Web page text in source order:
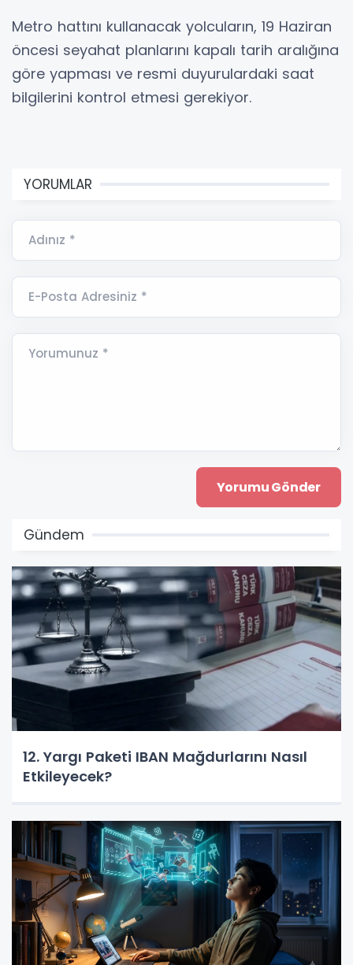
Metro hattını kullanacak yolcuların, 19 Haziran
öncesi seyahat planlarını kapalı tarih aralığına
göre yapması ve resmi duyurulardaki saat
bilgilerini kontrol etmesi gerekiyor.
YORUMLAR
Adınız *
E-Posta Adresiniz *
Yorumunuz *
Gündem
12. Yargı Paketi IBAN Mağdurlarını Nasıl
Etkileyecek?